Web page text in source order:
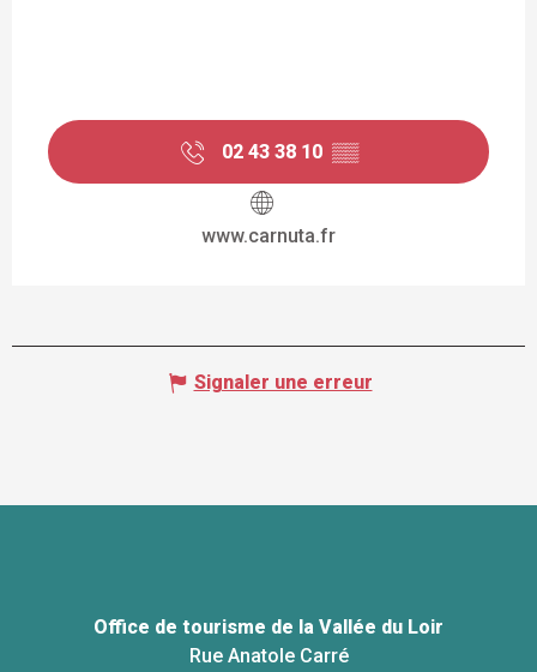
02 43 38 10 ▒▒
www.carnuta.fr
Signaler une erreur
Office de tourisme de la Vallée du Loir
Rue Anatole Carré